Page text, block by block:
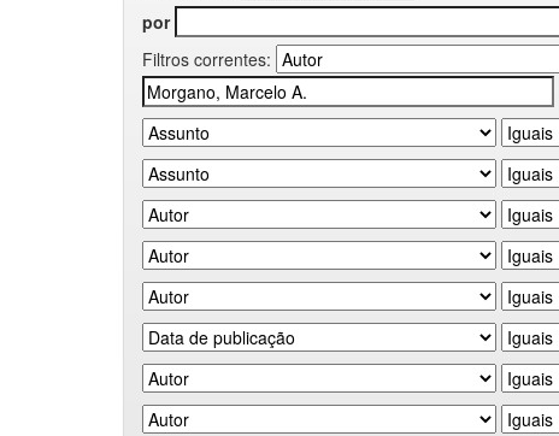
por
Filtros correntes: